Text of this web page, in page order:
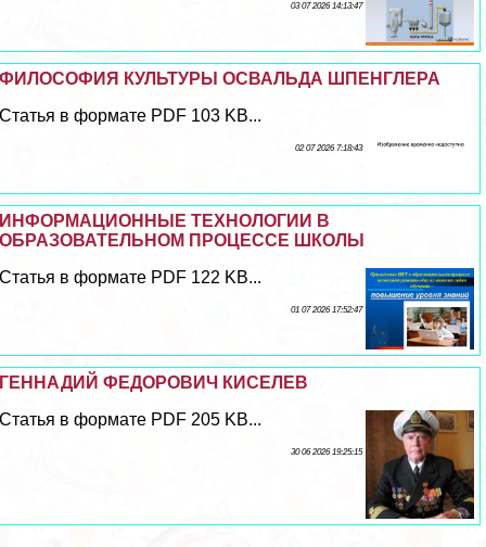
03 07 2026 14:13:47
ФИЛОСОФИЯ КУЛЬТУРЫ ОСВАЛЬДА ШПЕНГЛЕРА
Статья в формате PDF 103 KB...
02 07 2026 7:18:43
ИНФОРМАЦИОННЫЕ ТЕХНОЛОГИИ В
ОБРАЗОВАТЕЛЬНОМ ПРОЦЕССЕ ШКОЛЫ
Статья в формате PDF 122 KB...
01 07 2026 17:52:47
ГЕННАДИЙ ФЕДОРОВИЧ КИСЕЛЕВ
Статья в формате PDF 205 KB...
30 06 2026 19:25:15